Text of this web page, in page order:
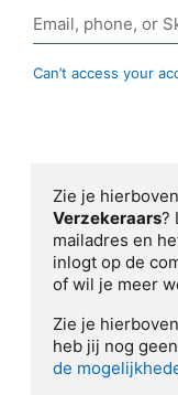
Can’t access your
Zie je
Verzekeraars?
mailadres en
inlogt op de
of wil je meer
Zie je
heb jij nog
de